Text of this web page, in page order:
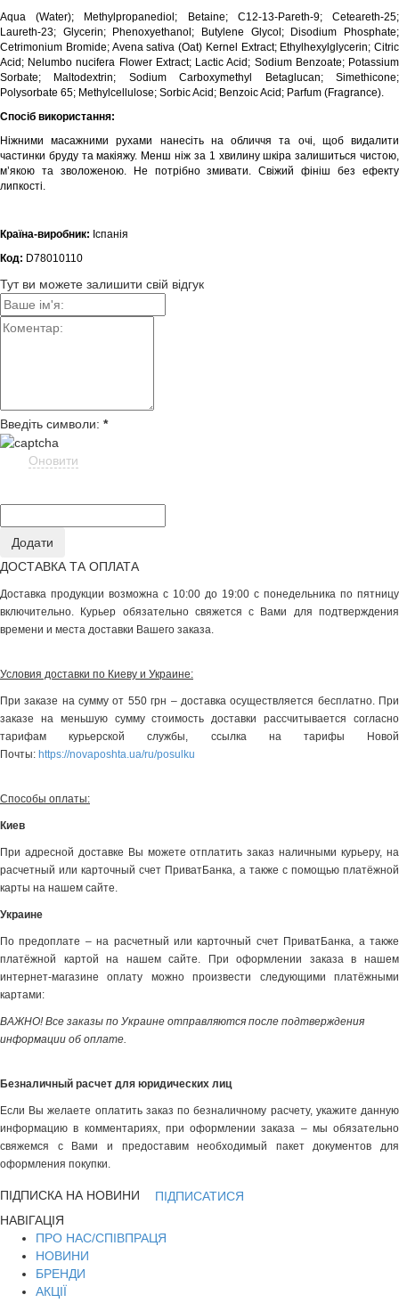
Aqua (Water); Methylpropanediol; Betaine; C12-13-Pareth-9; Ceteareth-25;
Laureth-23; Glycerin; Phenoxyethanol; Butylene Glycol; Disodium Phosphate;
Cetrimonium Bromide; Avena sativa (Oat) Kernel Extract; Ethylhexylglycerin; Citric
Acid; Nelumbo nucifera Flower Extract; Lactic Acid; Sodium Benzoate; Potassium
Sorbate; Maltodextrin; Sodium Carboxymethyl Betaglucan; Simethicone;
Polysorbate 65; Methylcellulose; Sorbic Acid; Benzoic Acid; Parfum (Fragrance).
Спосіб використання:
Ніжними масажними рухами нанесіть на обличчя та очі, щоб видалити
частинки бруду та макіяжу. Менш ніж за 1 хвилину шкіра залишиться чистою,
м’якою та зволоженою. Не потрібно змивати. Свіжий фініш без ефекту
липкості.
Країна-виробник: Іспанія
Код: D78010110
Тут ви можете залишити свій відгук
Введіть символи: *
Оновити
ДОСТАВКА ТА ОПЛАТА
Доставка продукции возможна с 10:00 до 19:00 с понедельника по пятницу
включительно. Курьер обязательно свяжется с Вами для подтверждения
времени и места доставки Вашего заказа.
Условия доставки по Киеву и Украине:
При заказе на сумму от 550 грн – доставка осуществляется бесплатно. При
заказе на меньшую сумму стоимость доставки рассчитывается согласно
тарифам курьерской службы, ссылка на тарифы Новой
Почты: https://novaposhta.ua/ru/posulku
Способы оплаты:
Киев
При адресной доставке Вы можете отплатить заказ наличными курьеру, на
расчетный или карточный счет ПриватБанка, а также с помощью платёжной
карты на нашем сайте.
Украине
По предоплате – на расчетный или карточный счет ПриватБанка, а также
платёжной картой на нашем сайте. При оформлении заказа в нашем
интернет-магазине оплату можно произвести следующими платёжными
картами:
ВАЖНО! Все заказы по Украине отправляются после подтверждения
информации об оплате.
Безналичный расчет для юридических лиц
Если Вы желаете оплатить заказ по безналичному расчету, укажите данную
информацию в комментариях, при оформлении заказа – мы обязательно
свяжемся с Вами и предоставим необходимый пакет документов для
оформления покупки.
ПІДПИСКА НА НОВИНИ
ПІДПИСАТИСЯ
НАВІГАЦІЯ
ПРО НАС/СПІВПРАЦЯ
НОВИНИ
БРЕНДИ
АКЦІЇ